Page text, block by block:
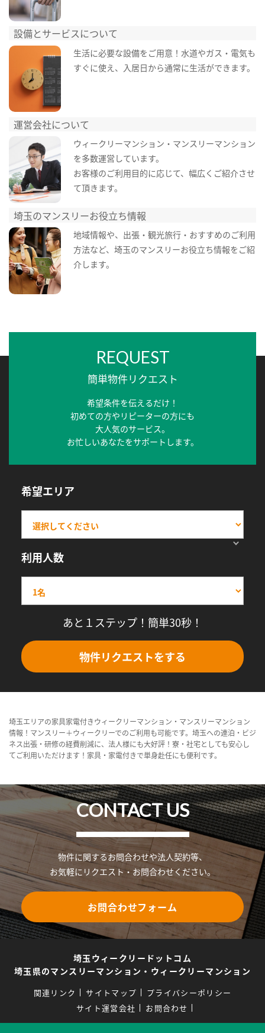
設備とサービスについて
生活に必要な設備をご用意！水道やガス・電気も
すぐに使え、入居日から通常に生活ができます。
運営会社について
ウィークリーマンション・マンスリーマンション
を多数運営しています。
お客様のご利用目的に応じて、幅広くご紹介させ
て頂きます。
埼玉のマンスリーお役立ち情報
地域情報や、出張・観光旅行・おすすめのご利用
方法など、埼玉のマンスリーお役立ち情報をご紹
介します。
REQUEST
簡単物件リクエスト
希望条件を伝えるだけ！
初めての方やリピーターの方にも
大人気のサービス。
お忙しいあなたをサポートします。
希望エリア
利用人数
あと１ステップ！簡単30秒！
物件リクエストをする
埼玉エリアの家具家電付きウィークリーマンション・マンスリーマンション
情報！マンスリー＋ウィークリーでのご利用も可能です。埼玉への連泊・ビジ
ネス出張・研修の経費削減に、法人様にも大好評！寮・社宅としても安心し
てご利用いただけます！家具・家電付きで単身赴任にも便利です。
CONTACT US
物件に関するお問合わせや法人契約等、
お気軽にリクエスト・お問合わせください。
お問合わせフォーム
埼玉ウィークリードットコム
埼玉県のマンスリーマンション・ウィークリーマンション
関連リンク サイトマップ
プライバシーポリシー
サイト運営会社
お問合わせ